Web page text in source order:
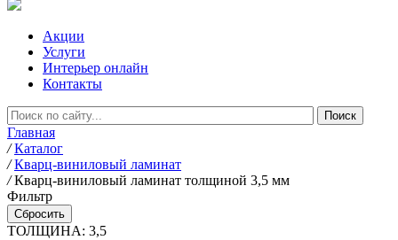
Акции
Услуги
Интерьер онлайн
Контакты
Главная
/ Каталог
/ Кварц-виниловый ламинат
/ Кварц-виниловый ламинат толщиной 3,5 мм
Фильтр
ТОЛЩИНА: 3,5